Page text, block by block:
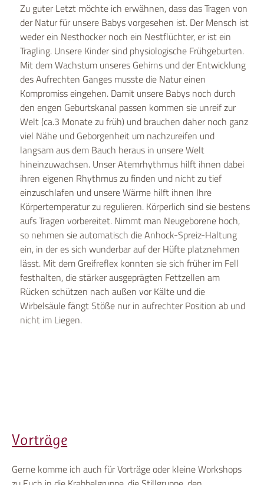
Zu guter Letzt möchte ich erwähnen, dass das Tragen von
der Natur für unsere Babys vorgesehen ist. Der Mensch ist
weder ein Nesthocker noch ein Nestflüchter, er ist ein
Tragling. Unsere Kinder sind physiologische Frühgeburten.
Mit dem Wachstum unseres Gehirns und der Entwicklung
des Aufrechten Ganges musste die Natur einen
Kompromiss eingehen. Damit unsere Babys noch durch
den engen Geburtskanal passen kommen sie unreif zur
Welt (ca.3 Monate zu früh) und brauchen daher noch ganz
viel Nähe und Geborgenheit um nachzureifen und
langsam aus dem Bauch heraus in unsere Welt
hineinzuwachsen. Unser Atemrhythmus hilft ihnen dabei
ihren eigenen Rhythmus zu finden und nicht zu tief
einzuschlafen und unsere Wärme hilft ihnen Ihre
Körpertemperatur zu regulieren. Körperlich sind sie bestens
aufs Tragen vorbereitet. Nimmt man Neugeborene hoch,
so nehmen sie automatisch die Anhock-Spreiz-Haltung
ein, in der es sich wunderbar auf der Hüfte platznehmen
lässt. Mit dem Greifreflex konnten sie sich früher im Fell
festhalten, die stärker ausgeprägten Fettzellen am
Rücken schützen nach außen vor Kälte und die
Wirbelsäule fängt Stöße nur in aufrechter Position ab und
nicht im Liegen.
Vorträge
Gerne komme ich auch für Vorträge oder kleine Workshops